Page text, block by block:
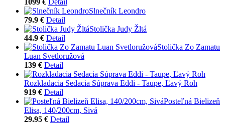
Slnečník Leondro
79.9 € Detail
Stolička Judy Žltá
44.9 € Detail
Stolička Zo Zamatu
Luan Svetloružová
139 € Detail
Rozkladacia Sedacia Súprava Eddi - Taupe, Ľavý Roh
919 € Detail
Posteľná Bielizeň
Elisa, 140/200cm, Sivá
29.95 € Detail